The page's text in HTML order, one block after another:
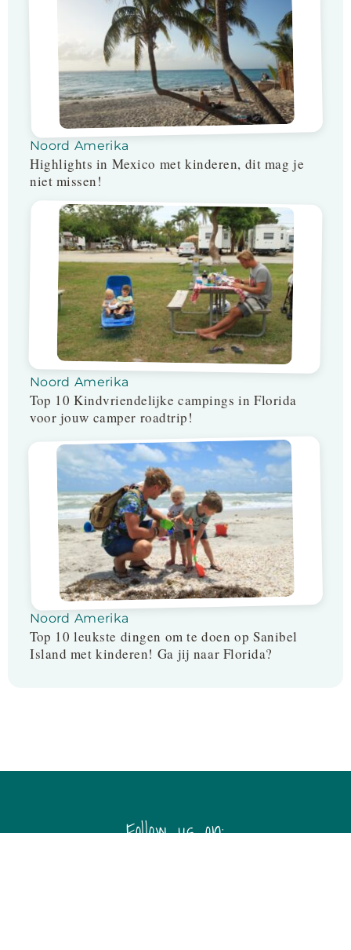
Noord Amerika
Highlights in Mexico met kinderen, dit mag je
niet missen!
Noord Amerika
Top 10 Kindvriendelijke campings in Florida
voor jouw camper roadtrip!
Noord Amerika
Top 10 leukste dingen om te doen op Sanibel
Island met kinderen! Ga jij naar Florida?
Follow us on: